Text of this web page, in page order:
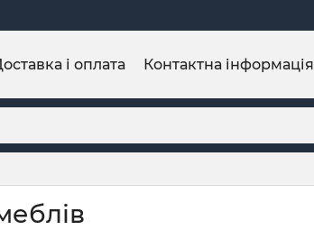
і оплата Контактна інформація